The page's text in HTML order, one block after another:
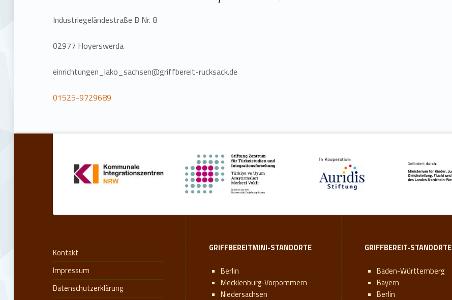
Industriegeländestraße B Nr. 8
02977 Hoyerswerda
einrichtungen_lako_sachsen@griffbereit-rucksack.de
01525-9729689
Kontakt
Impressum
Datenschutzerklärung
GRIFFBEREITMINI-STANDORTE
Berlin
Mecklenburg-Vorpommern
Niedersachsen
GRIFFBEREIT-STANDORTE
Baden-Württemberg
Bayern
Berlin